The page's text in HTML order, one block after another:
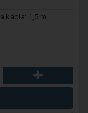
kábla: 1,5 m